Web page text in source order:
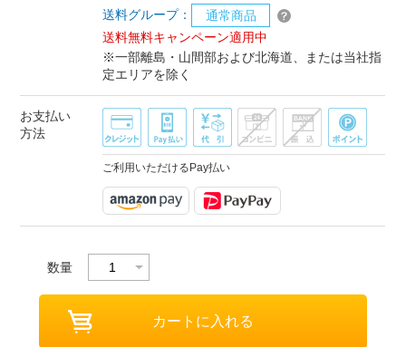
送料グループ：
通常商品
送料無料キャンペーン適用中
※一部離島・山間部および北海道、または当社指
定エリアを除く
お支払い
方法
ご利用いただけるPay払い
数量